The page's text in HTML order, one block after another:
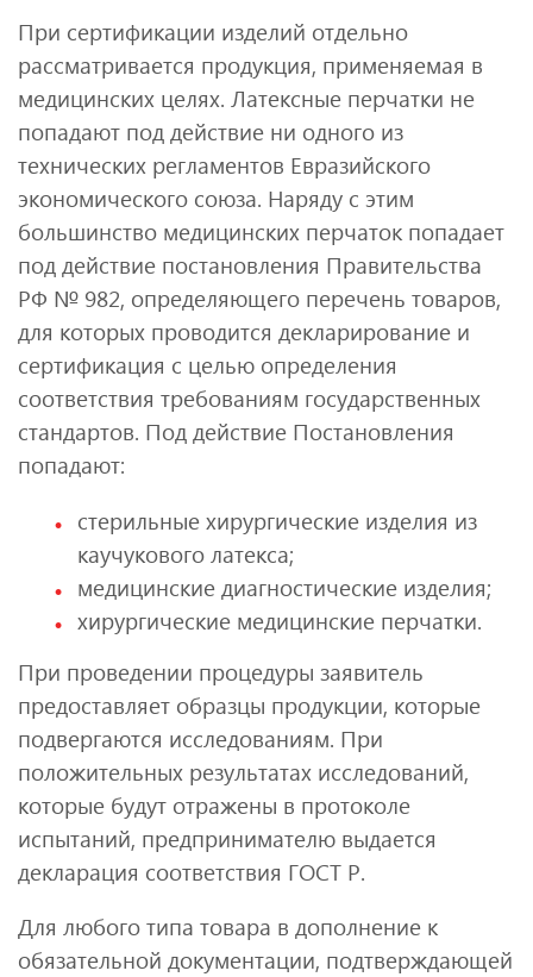
При сертификации изделий отдельно
рассматривается продукция, применяемая в
медицинских целях. Латексные перчатки не
попадают под действие ни одного из
технических регламентов Евразийского
экономического союза. Наряду с этим
большинство медицинских перчаток попадает
под действие постановления Правительства
РФ № 982, определяющего перечень товаров,
для которых проводится декларирование и
сертификация с целью определения
соответствия требованиям государственных
стандартов. Под действие Постановления
попадают:
стерильные хирургические изделия из
каучукового латекса;
медицинские диагностические изделия;
хирургические медицинские перчатки.
При проведении процедуры заявитель
предоставляет образцы продукции, которые
подвергаются исследованиям. При
положительных результатах исследований,
которые будут отражены в протоколе
испытаний, предпринимателю выдается
декларация соответствия ГОСТ Р.
Для любого типа товара в дополнение к
обязательной документации, подтверждающей